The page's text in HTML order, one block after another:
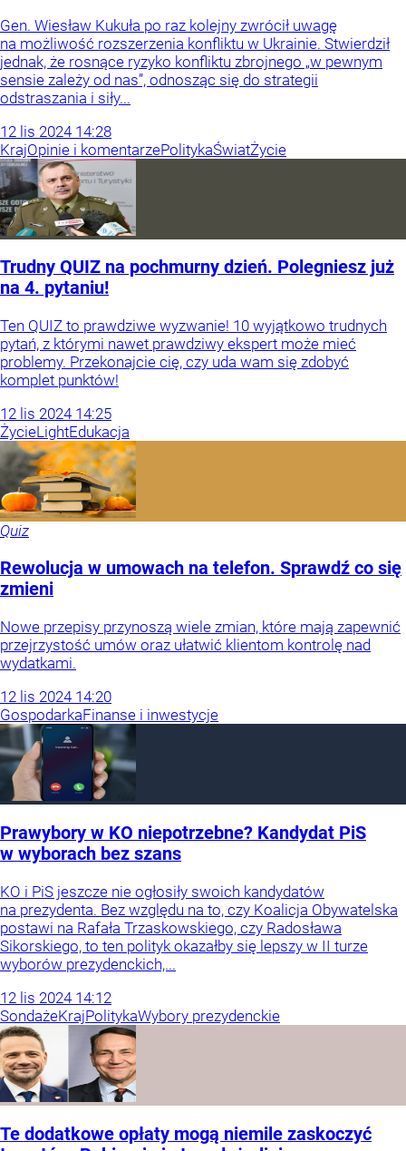
Gen. Wiesław Kukuła po raz kolejny zwrócił uwagę
na możliwość rozszerzenia konfliktu w Ukrainie. Stwierdził
jednak, że rosnące ryzyko konfliktu zbrojnego „w pewnym
sensie zależy od nas”, odnosząc się do strategii
odstraszania i siły...
12 lis 2024 14:28
KrajOpinie i komentarzePolitykaŚwiatŻycie
Trudny QUIZ na pochmurny dzień. Polegniesz już
na 4. pytaniu!
Ten QUIZ to prawdziwe wyzwanie! 10 wyjątkowo trudnych
pytań, z którymi nawet prawdziwy ekspert może mieć
problemy. Przekonajcie cię, czy uda wam się zdobyć
komplet punktów!
12 lis 2024 14:25
ŻycieLightEdukacja
Quiz
Rewolucja w umowach na telefon. Sprawdź co się
zmieni
Nowe przepisy przynoszą wiele zmian, które mają zapewnić
przejrzystość umów oraz ułatwić klientom kontrolę nad
wydatkami.
12 lis 2024 14:20
GospodarkaFinanse i inwestycje
Prawybory w KO niepotrzebne? Kandydat PiS
w wyborach bez szans
KO i PiS jeszcze nie ogłosiły swoich kandydatów
na prezydenta. Bez względu na to, czy Koalicja Obywatelska
postawi na Rafała Trzaskowskiego, czy Radosława
Sikorskiego, to ten polityk okazałby się lepszy w II turze
wyborów prezydenckich,...
12 lis 2024 14:12
SondażeKrajPolitykaWybory prezydenckie
Te dodatkowe opłaty mogą niemile zaskoczyć